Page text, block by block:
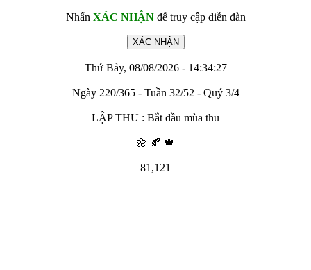
Nhấn XÁC NHẬNđể truy cập diễn đàn
Thứ Bảy, 08/08/2026 - 14:34:27
Ngày 220/365 - Tuần 32/52 - Quý 3/4
LẬP THU : Bắt đầu mùa thu
🌼 🍂 🍁
81,121